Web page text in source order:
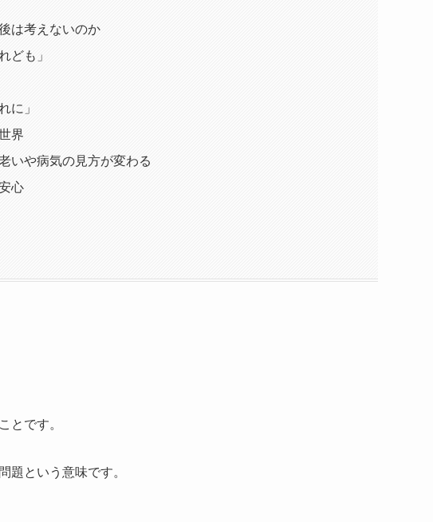
は考えないのか
ども」
に」
界
いや病気の見方が変わる
心
とです。
題という意味です。